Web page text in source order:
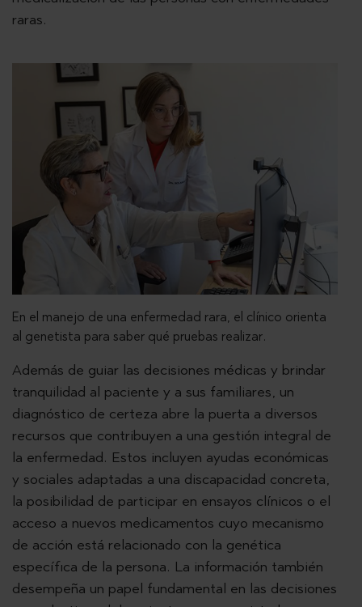
raras.
En el manejo de una enfermedad rara, el clínico orienta
al genetista para saber qué pruebas realizar.
Además de guiar las decisiones médicas y brindar
tranquilidad al paciente y a sus familiares, un
diagnóstico de certeza abre la puerta a diversos
recursos que contribuyen a una gestión integral de
la enfermedad. Estos incluyen ayudas económicas
y sociales adaptadas a una discapacidad concreta,
la posibilidad de participar en ensayos clínicos o el
acceso a nuevos medicamentos cuyo mecanismo
de acción está relacionado con la genética
específica de la persona. La información también
desempeña un papel fundamental en las decisiones